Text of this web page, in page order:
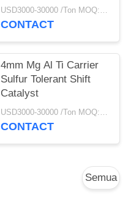
USD3000-30000 /Ton MOQ:1 KG
CONTACT
4mm Mg Al Ti Carrier
Sulfur Tolerant Shift
Catalyst
USD3000-30000 /Ton MOQ:1 KG
CONTACT
Semua